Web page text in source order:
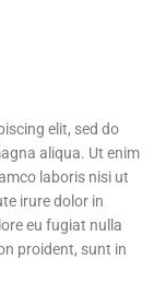
elit, sed do
aliqua. Ut enim
laboris nisi ut
irure dolor in
eu fugiat nulla
proident, sunt in